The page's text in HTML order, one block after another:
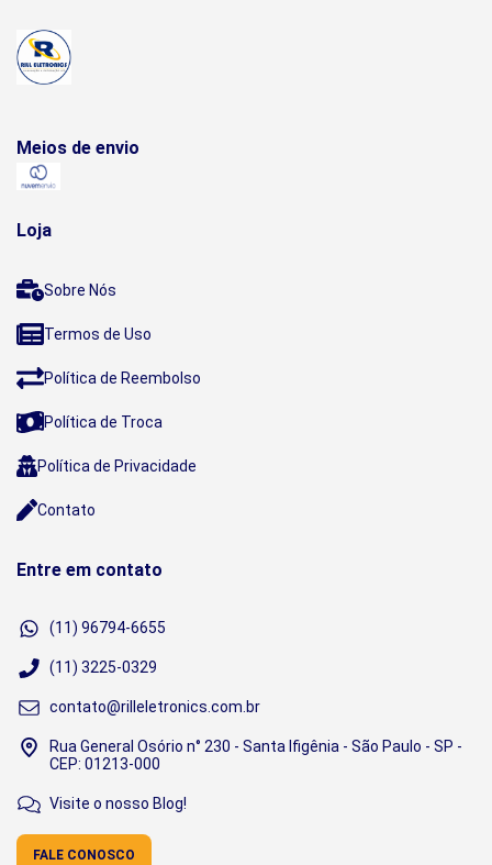
Meios de envio
Loja
Sobre Nós
Termos de Uso
Política de Reembolso
Política de Troca
Política de Privacidade
Contato
Entre em contato
(11) 96794-6655
(11) 3225-0329
contato@rilleletronics.com.br
Rua General Osório n° 230 - Santa Ifigênia - São Paulo - SP -
CEP: 01213-000
Visite o nosso Blog!
FALE CONOSCO